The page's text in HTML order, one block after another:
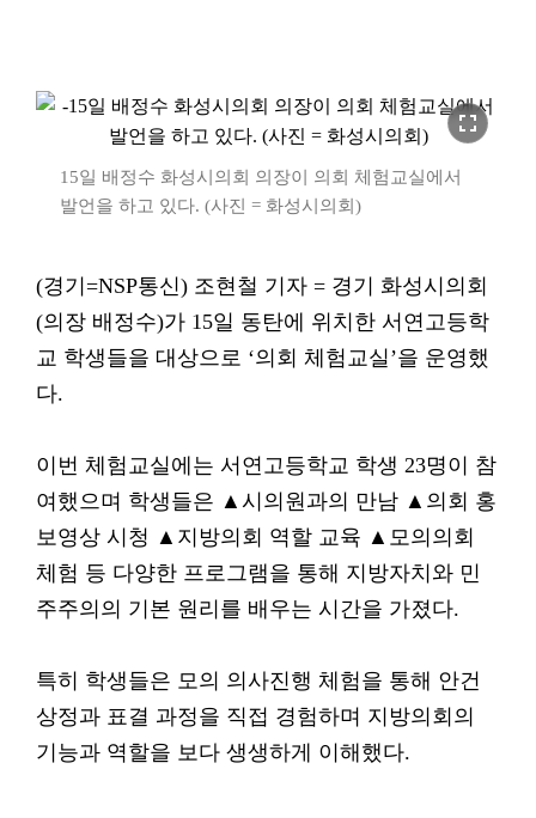
fullscreen
15일 배정수 화성시의회 의장이 의회 체험교실에서
발언을 하고 있다. (사진 = 화성시의회)
(경기=NSP통신) 조현철 기자 = 경기 화성시의회
(의장 배정수)가 15일 동탄에 위치한 서연고등학
교 학생들을 대상으로 ‘의회 체험교실’을 운영했
다.
이번 체험교실에는 서연고등학교 학생 23명이 참
여했으며 학생들은 ▲시의원과의 만남 ▲의회 홍
보영상 시청 ▲지방의회 역할 교육 ▲모의의회
체험 등 다양한 프로그램을 통해 지방자치와 민
주주의의 기본 원리를 배우는 시간을 가졌다.
특히 학생들은 모의 의사진행 체험을 통해 안건
상정과 표결 과정을 직접 경험하며 지방의회의
기능과 역할을 보다 생생하게 이해했다.